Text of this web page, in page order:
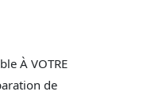
À VOTRE
de